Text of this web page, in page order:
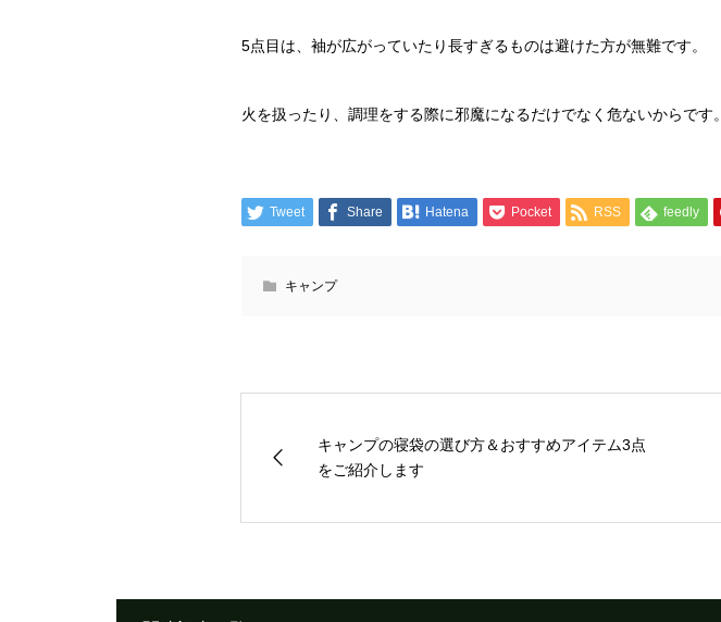
5点目は、袖が広がっていたり長すぎるものは避けた方が無難です。
火を扱ったり、調理をする際に邪魔になるだけでなく危ないからです。
Tweet Share Hatena Pocket RSS feedly
キャンプ
キャンプの寝袋の選び方＆おすすめアイテム3点
をご紹介します